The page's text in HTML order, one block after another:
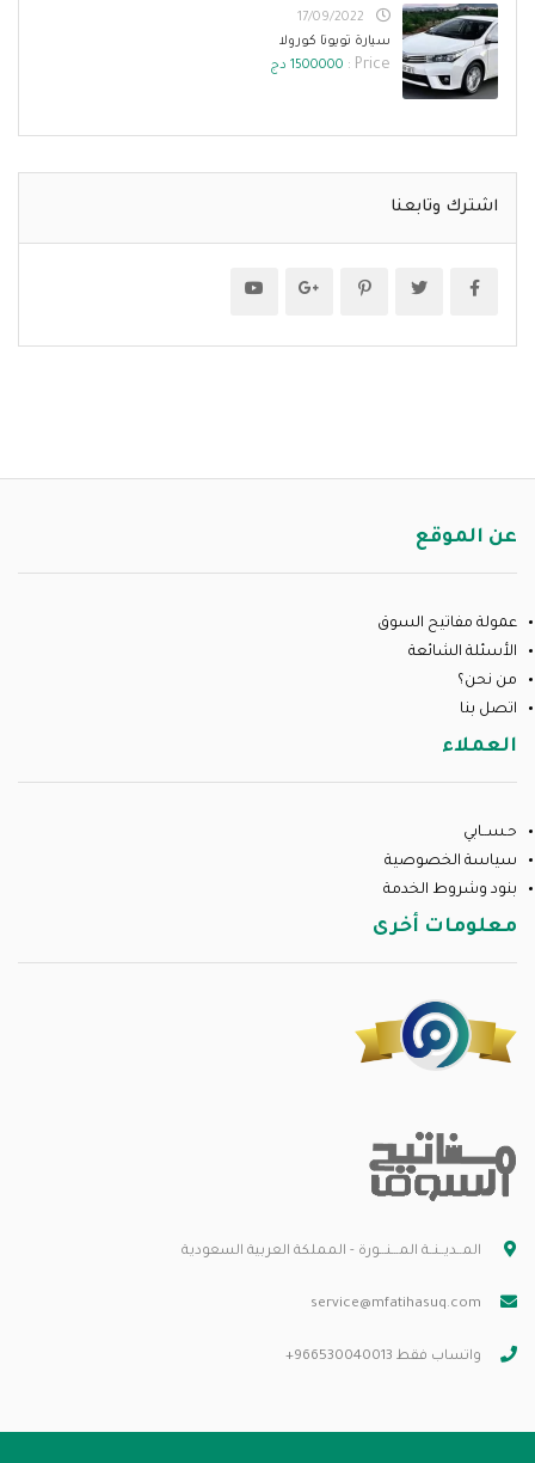
17/09/2022
سيارة تويوتا كورولا
Price : 1500000 دج
اشترك وتابعنا
عن الموقع
عمولة مفاتيح السوق
الأسئلة الشائعة
من نحن؟
اتصل بنا
العملاء
حـســابي
سياسة الخصوصية
بنود وشروط الخدمة
معلومات أخرى
المــديــنــة المـــنـــورة - المملكة العربية السعودية
service@mfatihasuq.com
واتساب فقط 966530040013+